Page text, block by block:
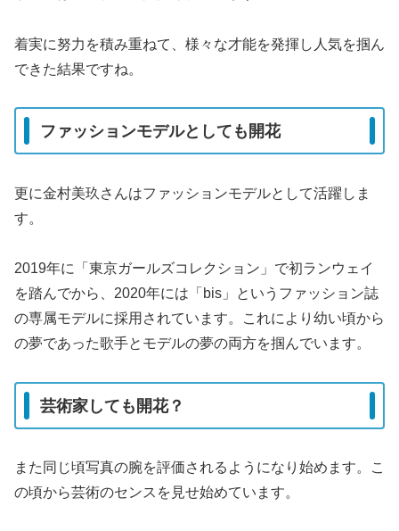
着実に努力を積み重ねて、様々な才能を発揮し人気を掴ん
できた結果ですね。
ファッションモデルとしても開花
更に金村美玖さんはファッションモデルとして活躍しま
す。
2019年に「東京ガールズコレクション」で初ランウェイ
を踏んでから、2020年には「bis」というファッション誌
の専属モデルに採用されています。これにより幼い頃から
の夢であった歌手とモデルの夢の両方を掴んでいます。
芸術家しても開花？
また同じ頃写真の腕を評価されるようになり始めます。こ
の頃から芸術のセンスを見せ始めています。